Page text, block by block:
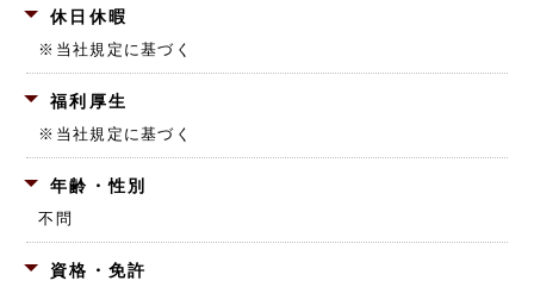
休日休暇
※当社規定に基づく
福利厚生
※当社規定に基づく
年齢・性別
不問
資格・免許